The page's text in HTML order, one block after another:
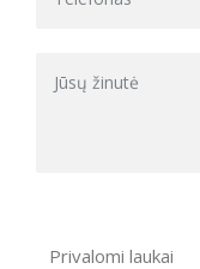
Privalomi laukai